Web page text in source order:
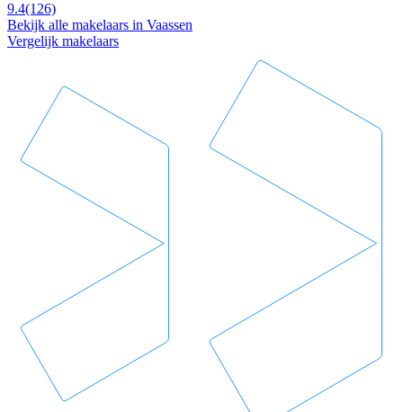
9.4(126)
Bekijk alle makelaars in Vaassen
Vergelijk makelaars